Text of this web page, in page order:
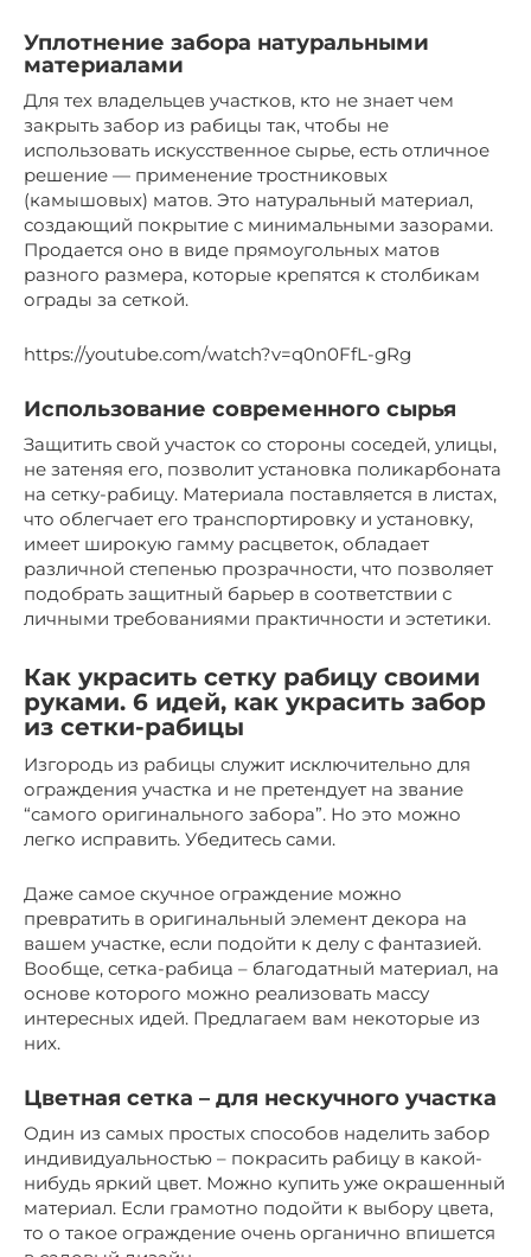
Уплотнение забора натуральными
материалами
Для тех владельцев участков, кто не знает чем
закрыть забор из рабицы так, чтобы не
использовать искусственное сырье, есть отличное
решение — применение тростниковых
(камышовых) матов. Это натуральный материал,
создающий покрытие с минимальными зазорами.
Продается оно в виде прямоугольных матов
разного размера, которые крепятся к столбикам
ограды за сеткой.
https://youtube.com/watch?v=q0n0FfL-gRg
Использование современного сырья
Защитить свой участок со стороны соседей, улицы,
не затеняя его, позволит установка поликарбоната
на сетку-рабицу. Материала поставляется в листах,
что облегчает его транспортировку и установку,
имеет широкую гамму расцветок, обладает
различной степенью прозрачности, что позволяет
подобрать защитный барьер в соответствии с
личными требованиями практичности и эстетики.
Как украсить сетку рабицу своими
руками. 6 идей, как украсить забор
из сетки-рабицы
Изгородь из рабицы служит исключительно для
ограждения участка и не претендует на звание
“самого оригинального забора”. Но это можно
легко исправить. Убедитесь сами.
Даже самое скучное ограждение можно
превратить в оригинальный элемент декора на
вашем участке, если подойти к делу с фантазией.
Вообще, сетка-рабица – благодатный материал, на
основе которого можно реализовать массу
интересных идей. Предлагаем вам некоторые из
них.
Цветная сетка – для нескучного участка
Один из самых простых способов наделить забор
индивидуальностью – покрасить рабицу в какой-
нибудь яркий цвет. Можно купить уже окрашенный
материал. Если грамотно подойти к выбору цвета,
то о такое ограждение очень органично впишется